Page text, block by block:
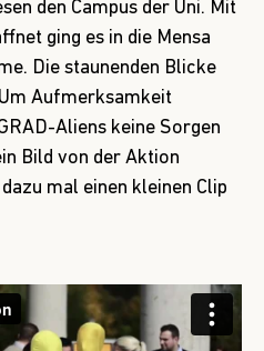
den Campus der Uni. Mit
ging es in die Mensa
Die staunenden Blicke
Aufmerksamkeit
Aliens keine Sorgen
Bild von der Aktion
mal einen kleinen Clip